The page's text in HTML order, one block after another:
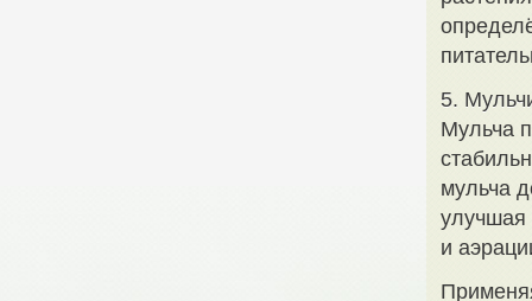
5.
Мульча
мульча
улучшая
и